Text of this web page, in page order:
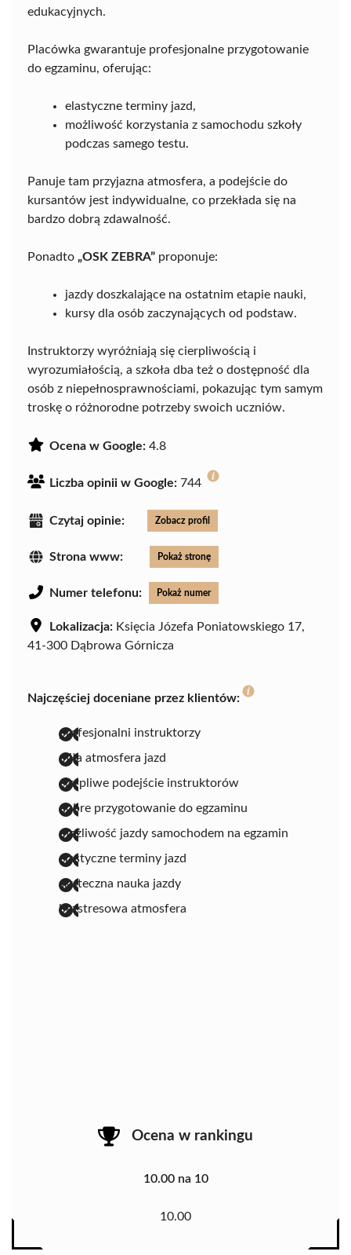
edukacyjnych.
Placówka gwarantuje profesjonalne przygotowanie
do egzaminu, oferując:
elastyczne terminy jazd,
możliwość korzystania z samochodu szkoły
podczas samego testu.
Panuje tam przyjazna atmosfera, a podejście do
kursantów jest indywidualne, co przekłada się na
bardzo dobrą zdawalność.
Ponadto „OSK ZEBRA” proponuje:
jazdy doszkalające na ostatnim etapie nauki,
kursy dla osób zaczynających od podstaw.
Instruktorzy wyróżniają się cierpliwością i
wyrozumiałością, a szkoła dba też o dostępność dla
osób z niepełnosprawnościami, pokazując tym samym
troskę o różnorodne potrzeby swoich uczniów.
Ocena w Google: 4.8
Liczba opinii w Google: 744
Czytaj opinie: Zobacz profil
Strona www: Pokaż stronę
Numer telefonu: Pokaż numer
Lokalizacja: Księcia Józefa Poniatowskiego 17,
41-300 Dąbrowa Górnicza
Najczęściej doceniane przez klientów:
profesjonalni instruktorzy
miła atmosfera jazd
cierpliwe podejście instruktorów
dobre przygotowanie do egzaminu
możliwość jazdy samochodem na egzamin
elastyczne terminy jazd
skuteczna nauka jazdy
bezstresowa atmosfera
Ocena w rankingu
10.00 na 10
10.00